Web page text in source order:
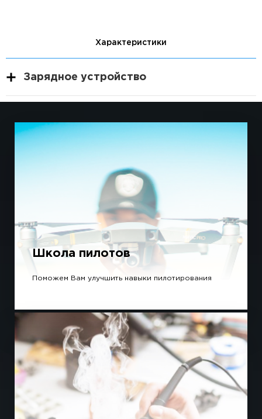
Характеристики
Зарядное устройство
Школа пилотов
Поможем Вам улучшить навыки пилотирования